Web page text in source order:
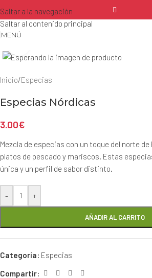
Saltar a la navegación
Saltar al contenido principal
MENÚ
Inicio/Especias
Especias Nórdicas
3.00€
Mezcla de especias con un toque del norte de
platos de pescado y mariscos. Estas
única y un perfil de sabor distinto.
- +
AÑADIR AL CARRITO
Categoría: Especias
Compartir: